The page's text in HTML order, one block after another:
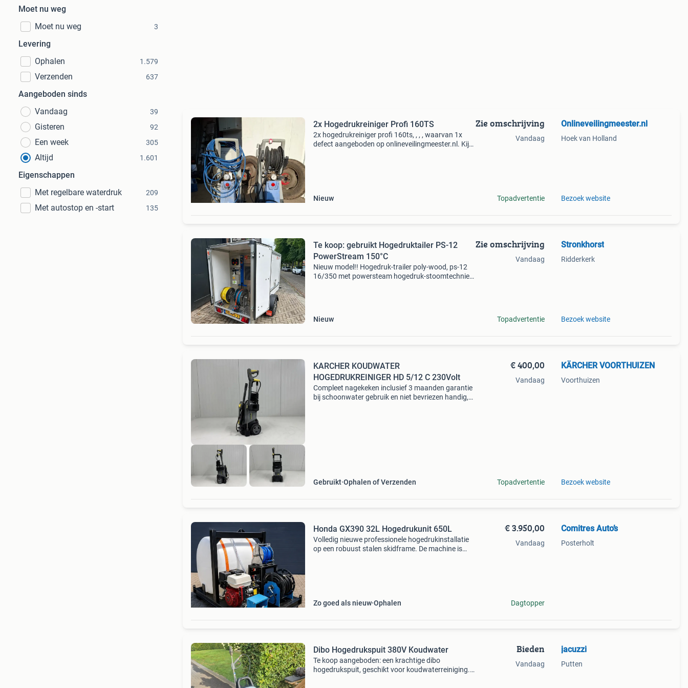
Moet nu weg
Moet nu weg
3
Levering
Ophalen
1.579
Verzenden 637
Aangeboden sinds
Vandaag
39
Gisteren 92
Een week 305
Altijd 1.601
Eigenschappen
Met regelbare waterdruk
209
Met autostop en -start 135
2x Hogedrukreiniger Profi 160TS
2x hogedrukreiniger profi 160ts, , , , waarvan 1x
defect aangeboden op onlineveilingmeester.nl. Kijk
Nieuw
Zie omschrijving
Vandaag
Topadvertentie
Onlineveilingmeester.nl
Hoek van Holland
Bezoek website
Te koop: gebruikt Hogedruktailer PS-12
PowerStream 150°C
Nieuw model!! Hogedruk-trailer poly-wood, ps-12
16/350 met powersteam hogedruk-stoomtechniek
Nieuw
Zie omschrijving
Vandaag
Topadvertentie
Stronkhorst
Ridderkerk
Bezoek website
KARCHER KOUDWATER
HOGEDRUKREINIGER HD 5/12 C 230Volt
Compleet nagekeken inclusief 3 maanden garantie
bij schoonwater gebruik en niet bevriezen handig,
Gebruikt Ophalen of Verzenden
€ 400,00
Vandaag
Topadvertentie
KÄRCHER VOORTHUIZEN
Voorthuizen
Bezoek website
Honda GX390 32L Hogedrukunit 650L
Volledig nieuwe professionele hogedrukinstallatie
op een robuust stalen skidframe. De machine is
Zo goed als nieuw Ophalen
€ 3.950,00
Vandaag
Dagtopper
Comitres Auto’s
Posterholt
Dibo Hogedrukspuit 380V Koudwater
Te koop aangeboden: een krachtige dibo
hogedrukspuit, geschikt voor koudwaterreiniging.
Bieden
Vandaag
jacuzzi
Putten